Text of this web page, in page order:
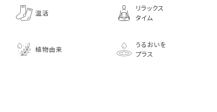
温活
リラックス
タイム
植物由来
うるおいを
プラス